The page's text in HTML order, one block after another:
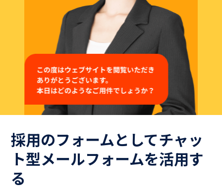
Hospiiブログ
お問い合わせ
お気軽にお問い合わせください！
Hospiiを体験しながら
採用のフォームとしてチャッ
ト型メールフォームを活用す
る